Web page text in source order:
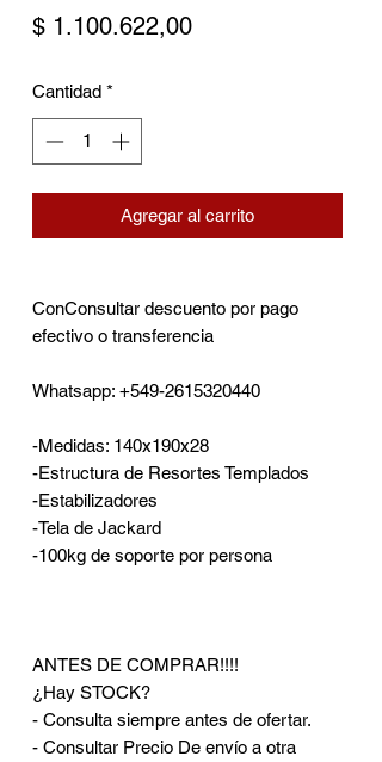
$ 1.100.622,00Precio
Cantidad *
Agregar al carrito
ConConsultar descuento por pago
efectivo o transferencia
Whatsapp: +549-2615320440
-Medidas: 140x190x28
-Estructura de Resortes Templados
-Estabilizadores
-Tela de Jackard
-100kg de soporte por persona
ANTES DE COMPRAR!!!!
¿Hay STOCK?
- Consulta siempre antes de ofertar.
- Consultar Precio De envío a otra